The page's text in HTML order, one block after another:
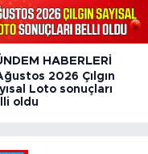
HABERLERI
2026 Çılgın
Loto sonuçları
oldu